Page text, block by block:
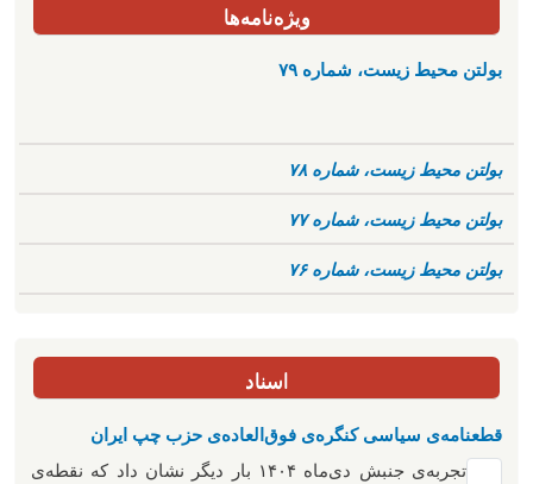
ویژه‌نامه‌ها
بولتن محیط زیست، شماره ۷۹
بولتن محیط زیست، شماره ۷۸
بولتن محیط زیست، شماره ۷۷
بولتن محیط زیست، شماره ۷۶
اسناد
قطعنامه‌ی سیاسی کنگره‌ی فوق‌العاده‌ی حزب چپ ایران
تجربه‌ی جنبش دی‌ماه ۱۴۰۴ بار دیگر نشان داد که نقطه‌ی